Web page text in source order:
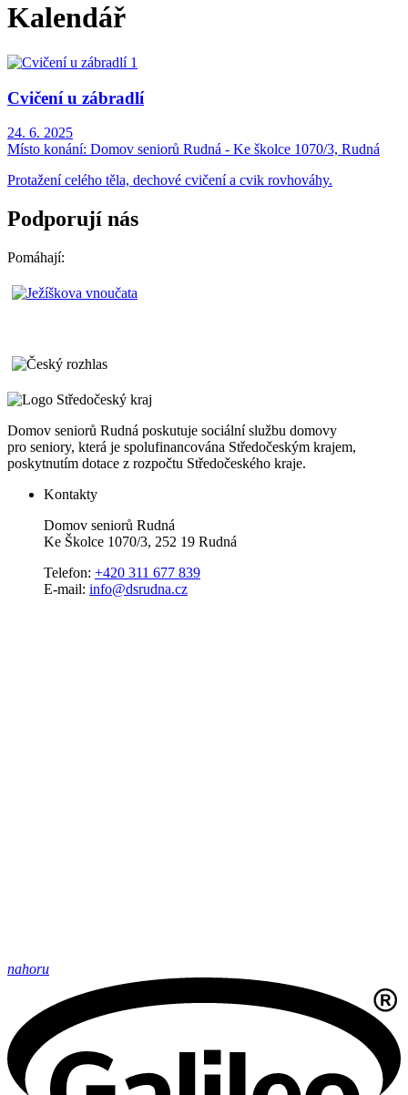
Kalendář
Cvičení u zábradlí
24. 6. 2025
Místo konání: Domov seniorů Rudná - Ke školce 1070/3, Rudná
Protažení celého těla, dechové cvičení a cvik rovhováhy.
Podporují nás
Pomáhají:
Domov seniorů Rudná poskutuje sociální službu domovy
pro seniory, která je spolufinancována Středočeským krajem,
poskytnutím dotace z rozpočtu Středočeského kraje.
Kontakty
Domov seniorů Rudná
Ke Školce 1070/3, 252 19 Rudná
Telefon: +420 311 677 839
E-mail: info@dsrudna.cz
nahoru